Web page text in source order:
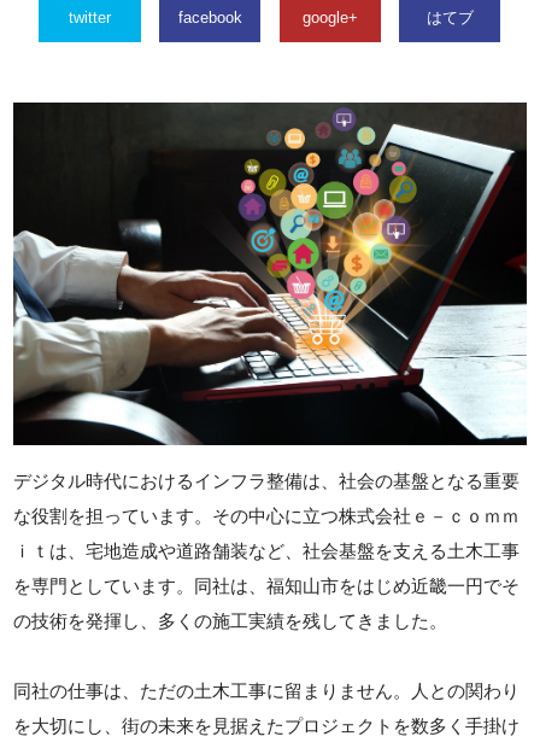
twitter facebook google+ はてブ
デジタル時代におけるインフラ整備は、社会の基盤となる重要
な役割を担っています。その中心に立つ株式会社ｅ－ｃｏｍｍ
ｉｔは、宅地造成や道路舗装など、社会基盤を支える土木工事
を専門としています。同社は、福知山市をはじめ近畿一円でそ
の技術を発揮し、多くの施工実績を残してきました。
同社の仕事は、ただの土木工事に留まりません。人との関わり
を大切にし、街の未来を見据えたプロジェクトを数多く手掛け